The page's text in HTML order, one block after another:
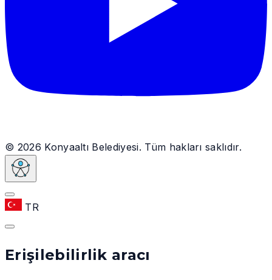
© 2026 Konyaaltı Belediyesi. Tüm hakları saklıdır.
TR
Erişilebilirlik aracı